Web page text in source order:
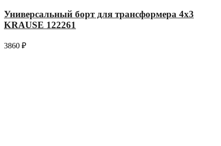
Универсальный борт для трансформера 4х3
KRAUSE 122261
3860 ₽